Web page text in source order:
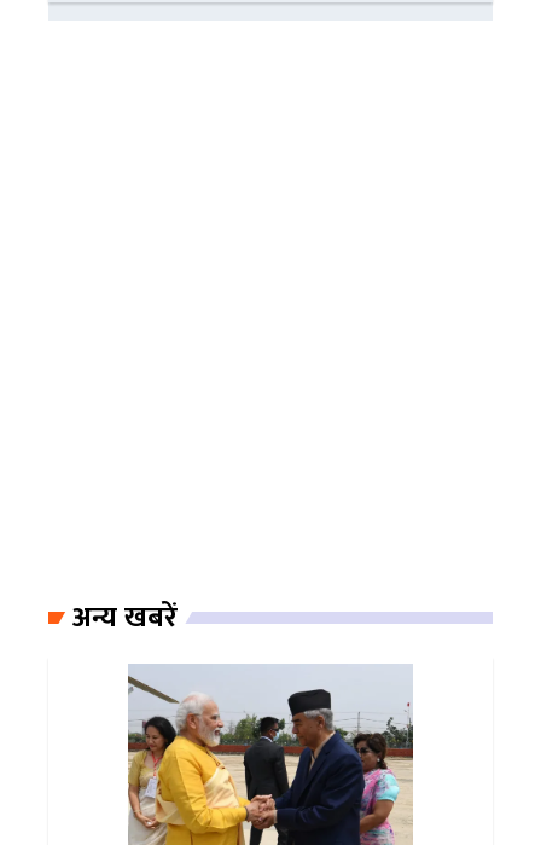
अन्य खबरें